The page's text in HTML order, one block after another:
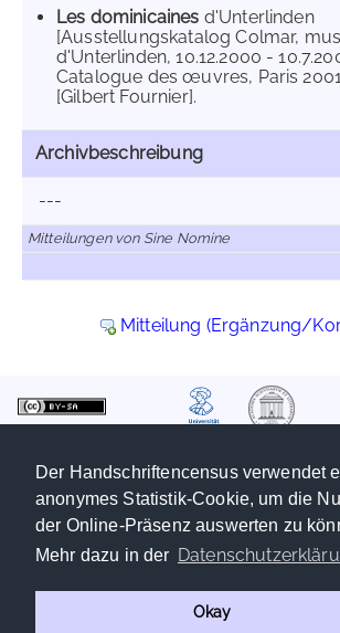
Der Handschriftencensus verwendet
anonymes Statistik-Cookie, um die
der Online-Präsenz auswerten zu
Mehr dazu in der
Okay
Les dominicaines d'Unterlinden
[Ausstellungskatalog Colmar,
d'Unterlinden, 10.12.2000 -
Catalogue des œuvres, Paris 2001,
[Gilbert Fournier].
Archivbeschreibung
---
Mitteilungen von Sine Nomine
Mitteilung (Ergänzung/